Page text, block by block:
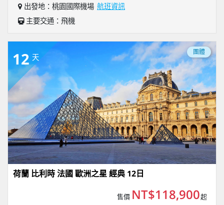
出發地：桃園國際機場 航班資訊
主要交通：飛機
12 天
團體
荷蘭 比利時 法國 歐洲之星 經典 12日
售價 NT$118,900起